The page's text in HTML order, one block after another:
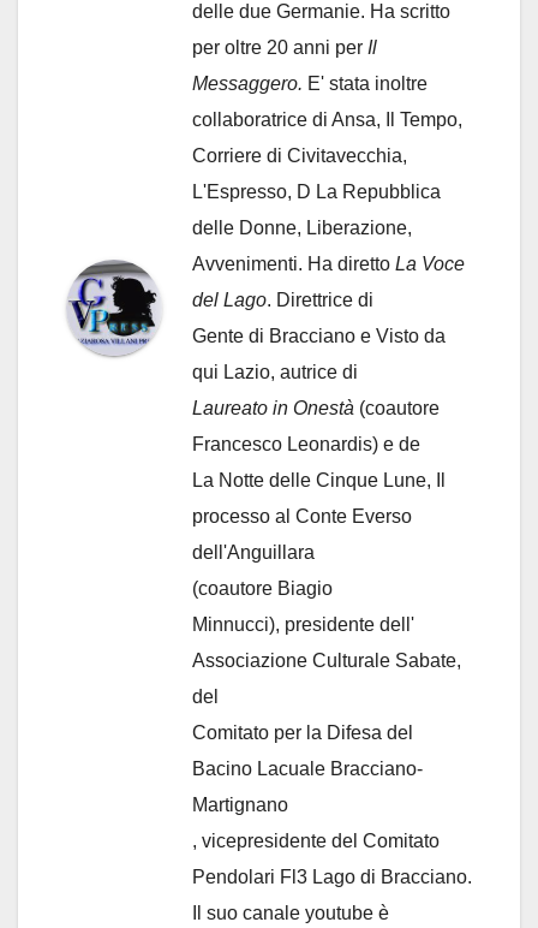
delle due Germanie. Ha scritto
per oltre 20 anni per Il
Messaggero. E' stata inoltre
collaboratrice di Ansa, Il Tempo,
Corriere di Civitavecchia,
L'Espresso, D La Repubblica
delle Donne, Liberazione,
Avvenimenti. Ha diretto La Voce
del Lago. Direttrice di
Gente di Bracciano e Visto da
qui Lazio, autrice di
Laureato in Onestà (coautore
Francesco Leonardis) e de
La Notte delle Cinque Lune, Il
processo al Conte Everso
dell'Anguillara
(coautore Biagio
Minnucci), presidente dell'
Associazione Culturale Sabate,
del
Comitato per la Difesa del
Bacino Lacuale Bracciano-
Martignano
, vicepresidente del Comitato
Pendolari Fl3 Lago di Bracciano.
Il suo canale youtube è